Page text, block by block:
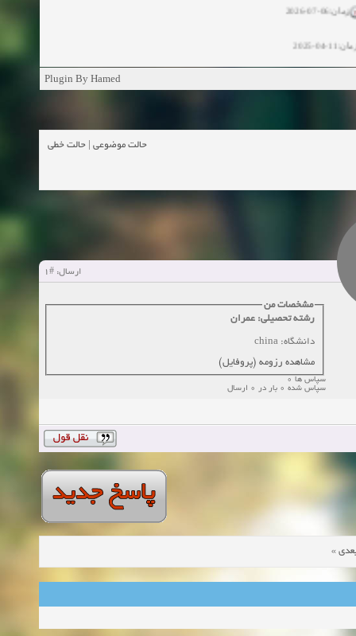
04-2025
زمان:10-13-2024
زمان:10-11-2024
Plugin By Hamed
حالت موضوعی حالت خطی
ارسال: #1
مشخصات من
رشته تحصیلی: عمران
دانشگاه: china
مشاهده رزومه (پروفایل)
سپاس ها 0
سپاس شده 0 بار در 0 ارسال
»